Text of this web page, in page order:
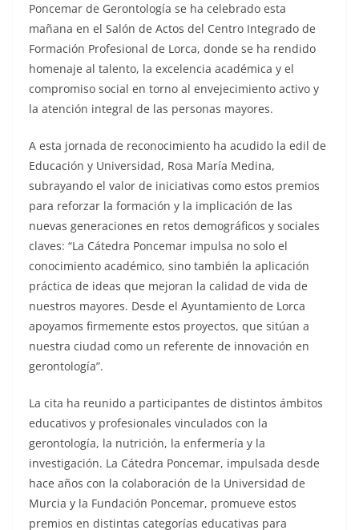
Poncemar de Gerontología se ha celebrado esta
mañana en el Salón de Actos del Centro Integrado de
Formación Profesional de Lorca, donde se ha rendido
homenaje al talento, la excelencia académica y el
compromiso social en torno al envejecimiento activo y
la atención integral de las personas mayores.
A esta jornada de reconocimiento ha acudido la edil de
Educación y Universidad, Rosa María Medina,
subrayando el valor de iniciativas como estos premios
para reforzar la formación y la implicación de las
nuevas generaciones en retos demográficos y sociales
claves: “La Cátedra Poncemar impulsa no solo el
conocimiento académico, sino también la aplicación
práctica de ideas que mejoran la calidad de vida de
nuestros mayores. Desde el Ayuntamiento de Lorca
apoyamos firmemente estos proyectos, que sitúan a
nuestra ciudad como un referente de innovación en
gerontología”.
La cita ha reunido a participantes de distintos ámbitos
educativos y profesionales vinculados con la
gerontología, la nutrición, la enfermería y la
investigación. La Cátedra Poncemar, impulsada desde
hace años con la colaboración de la Universidad de
Murcia y la Fundación Poncemar, promueve estos
premios en distintas categorías educativas para